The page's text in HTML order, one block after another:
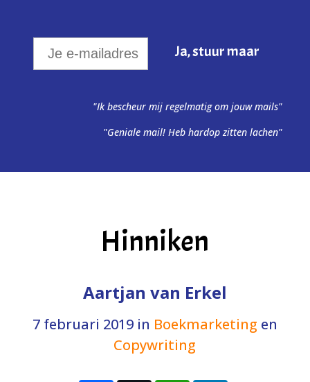
"Ik bescheur mij regelmatig om jouw mails"
"Geniale mail! Heb hardop zitten lachen"
Hinniken
Aartjan van Erkel
7 februari 2019in Boekmarketing en
Copywriting